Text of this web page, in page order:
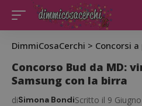
DimmiCosaCerchi > Concorsi
Concorso Bud da MD:
Samsung con la birra
diSimona BondiScritto il 9